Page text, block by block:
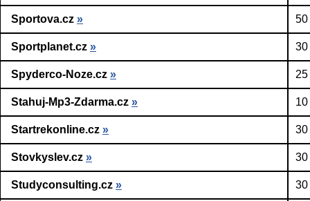
Sportova.cz » 50
Sportplanet.cz » 30
Spyderco-Noze.cz »
Stahuj-Mp3-Zdarma.cz »
Startrekonline.cz » 30
Stovkyslev.cz » 30
Studyconsulting.cz » 30